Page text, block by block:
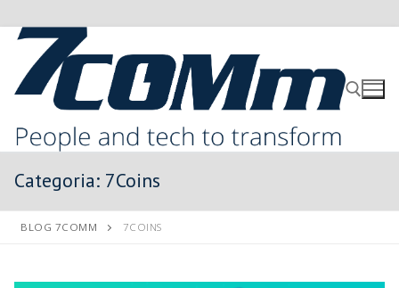
Categoria: 7Coins
BLOG 7COMM 7COINS